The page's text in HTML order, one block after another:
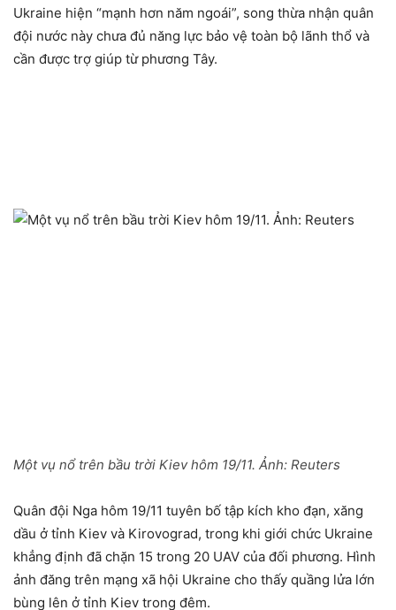
Ukraine hiện “mạnh hơn năm ngoái”, song thừa nhận quân
đội nước này chưa đủ năng lực bảo vệ toàn bộ lãnh thổ và
cần được trợ giúp từ phương Tây.
Một vụ nổ trên bầu trời Kiev hôm 19/11. Ảnh: Reuters
Quân đội Nga hôm 19/11 tuyên bố tập kích kho đạn, xăng
dầu ở tỉnh Kiev và Kirovograd, trong khi giới chức Ukraine
khẳng định đã chặn 15 trong 20 UAV của đối phương. Hình
ảnh đăng trên mạng xã hội Ukraine cho thấy quầng lửa lớn
bùng lên ở tỉnh Kiev trong đêm.